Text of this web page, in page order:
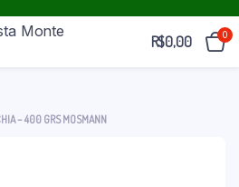
R$0,00 0
– 400 GRS MOSMANN